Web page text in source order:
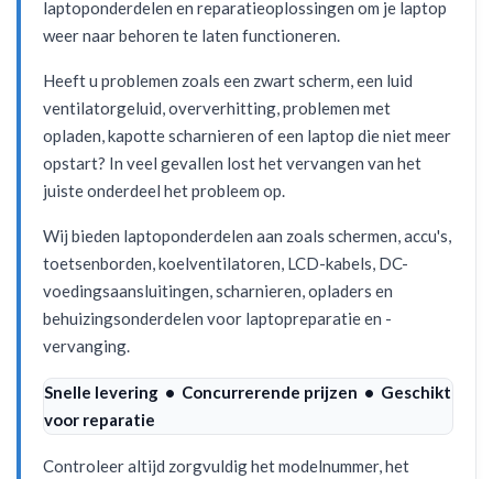
laptoponderdelen en reparatieoplossingen om je laptop
weer naar behoren te laten functioneren.
Heeft u problemen zoals een zwart scherm, een luid
ventilatorgeluid, oververhitting, problemen met
opladen, kapotte scharnieren of een laptop die niet meer
opstart? In veel gevallen lost het vervangen van het
juiste onderdeel het probleem op.
Wij bieden laptoponderdelen aan zoals schermen, accu's,
toetsenborden, koelventilatoren, LCD-kabels, DC-
voedingsaansluitingen, scharnieren, opladers en
behuizingsonderdelen voor laptopreparatie en -
vervanging.
Snelle levering • Concurrerende prijzen • Geschikt
voor reparatie
Controleer altijd zorgvuldig het modelnummer, het